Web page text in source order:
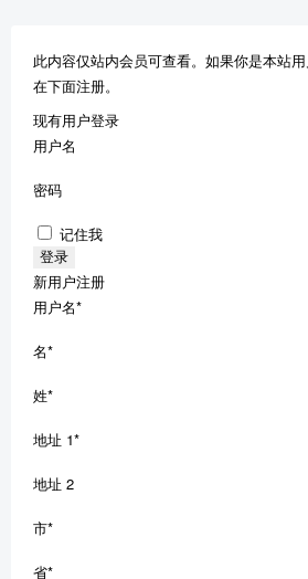
此内容仅站内会员可查看。如果你是本站
在下面注册。
现有用户登录
用户名
密码
记住我
新用户注册
用户名*
名*
姓*
地址 1*
地址 2
市*
省*